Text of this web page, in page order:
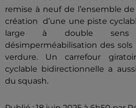
remise à neuf de l’ensemble
création d’une une piste
large à double sens
désimperméabilisation des
verdure. Un carrefour
cyclable bidirectionnelle a
du squash.